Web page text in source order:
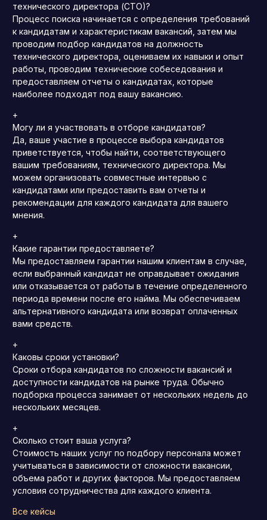
технического директора (CTO)?
Процесс поиска начинается с определения требований
к кандидатам и характеристикам вакансий, затем мы
проводим подбор кандидатов на должность
технического директора, оцениваем их навыки и опыт
работы, проводим технические собеседования и
предоставляем отчеты о кандидатах, которые
наиболее подходят под вашу вакансию.
+
Могу ли я участвовать в отборе кандидатов?
Да, ваше участие в процессе выбора кандидатов
приветствуется, чтобы найти, соответствующего
вашим требованиям, технического директора. Мы
можем организовать совместные интервью с
кандидатами или предоставить вам отчеты и
рекомендации для каждого кандидата для вашего
мнения.
+
Какие гарантии предоставляете?
Мы предоставляем гарантии нашим клиентам в случае,
если выбранный кандидат не оправдывает ожидания
или отказывается от работы в течение определенного
периода времени после его найма. Мы обеспечиваем
альтернативного кандидата или возврат оплаченных
вами средств.
+
Каковы сроки установки?
Сроки отбора кандидатов по сложности вакансий и
доступности кандидатов на рынке труда. Обычно
подборка процесса занимает от нескольких недель до
нескольких месяцев.
+
Сколько стоит ваша услуга?
Стоимость наших услуг по подбору персонала может
учитываться в зависимости от сложности вакансии,
объема работ и других факторов. Мы предоставляем
условия сотрудничества для каждого клиента.
Все кейсы